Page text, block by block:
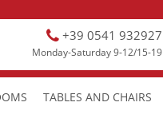
+39 0541 932927
Monday-Saturday 9-12/15-19
TABLES AND CHAIRS